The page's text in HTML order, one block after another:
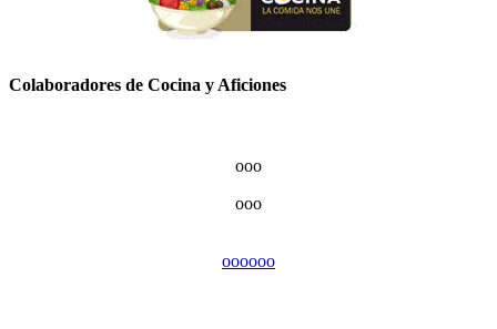
Colaboradores de Cocina y Aficiones
ooo
ooo
oooooo